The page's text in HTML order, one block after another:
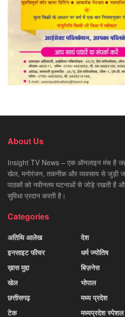
About Us
Insight TV News – एक ऑनलाइन मंच है
खेल, मनोरंजन, तकनीक और व्यवसाय से जुड़ी
पाठकों को नवीनतम घटनाओं से जोड़े रखती है
सुविधा प्रदान करती है।
Categories
अतिथि आलेख
इनसाइट फीचर
ख़ास मुद्दा
खेल
छत्तीसगढ़
टेक
देश
धर्म ज्योतिष
बिज़नेस
भोपाल
मध्य प्रदेश
मध्यप्रदेश स्पेशल